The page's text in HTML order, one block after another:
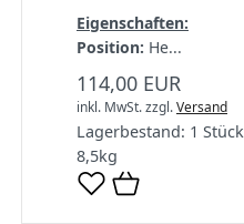
Eigenschaften:
Position: He...
114,00 EUR
inkl. MwSt.zzgl.Versand
Lagerbestand: 1 Stück
8,5kg